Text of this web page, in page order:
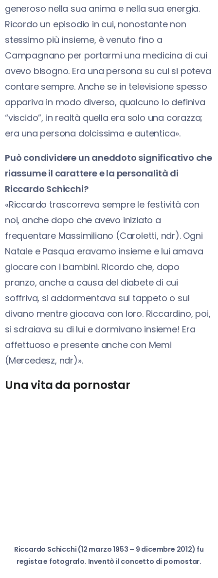
generoso nella sua anima e nella sua energia.
Ricordo un episodio in cui, nonostante non
stessimo più insieme, è venuto fino a
Campagnano per portarmi una medicina di cui
avevo bisogno. Era una persona su cui si poteva
contare sempre. Anche se in televisione spesso
appariva in modo diverso, qualcuno lo definiva
“viscido”, in realtà quella era solo una corazza;
era una persona dolcissima e autentica».
Può condividere un aneddoto significativo che
riassume il carattere e la personalità di
Riccardo Schicchi?
«Riccardo trascorreva sempre le festività con
noi, anche dopo che avevo iniziato a
frequentare Massimiliano (Caroletti, ndr). Ogni
Natale e Pasqua eravamo insieme e lui amava
giocare con i bambini. Ricordo che, dopo
pranzo, anche a causa del diabete di cui
soffriva, si addormentava sul tappeto o sul
divano mentre giocava con loro. Riccardino, poi,
si sdraiava su di lui e dormivano insieme! Era
affettuoso e presente anche con Memi
(Mercedesz, ndr)».
Una vita da pornostar
Riccardo Schicchi (12 marzo 1953 – 9 dicembre 2012) fu
regista e fotografo. Inventò il concetto di pornostar.